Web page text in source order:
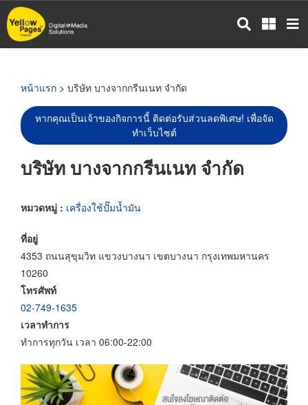
ข้าม
ไป
หน้าแรก > บริษัท บางจากกรีนเนท จำกัด
หากคุณเป็นเจ้าของกิจการนี้ ติดต่อรับส่วนลดพิเศษ! เพื่อจัด
ทำเว็บไซต์
บริษัท บางจากกรีนเนท จำกัด
หมวดหมู่ : เครื่องใช้ปั๊มน้ำมัน
ที่อยู่
4353 ถนนสุขุมวิท แขวงบางนา เขตบางนา กรุงเทพมหานคร
10260
โทรศัพท์
02-749-1635
เวลาทำการ
ทำการทุกวัน เวลา 06:00-22:00